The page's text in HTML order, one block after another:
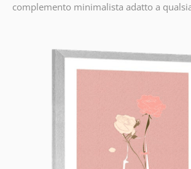
complemento minimalista adatto a